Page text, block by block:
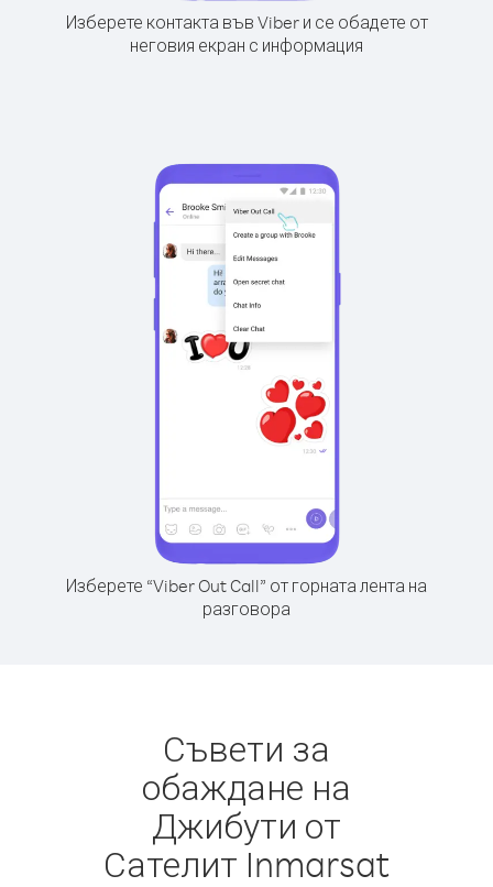
Изберете контакта във Viber и се обадете от
неговия екран с информация
Изберете “Viber Out Call” от горната лента на
разговора
Съвети за
обаждане на
Джибути от
Сателит Inmarsat